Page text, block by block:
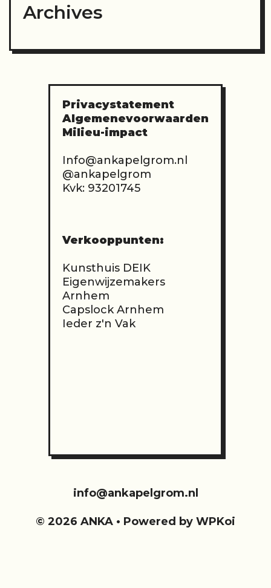
Archives
Privacystatement
Algemenevoorwaarden
Milieu-impact
Info@ankapelgrom.nl
@ankapelgrom
Kvk: 93201745
Verkooppunten:
Kunsthuis DEIK
Eigenwijzemakers
Arnhem
Capslock Arnhem
Ieder z'n Vak
info@ankapelgrom.nl
© 2026 ANKA • Powered by WPKoi